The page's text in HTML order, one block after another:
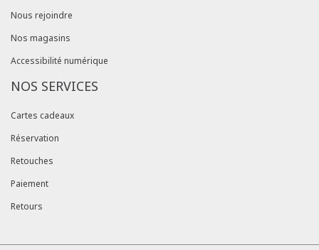
Nous rejoindre
Nos magasins
Accessibilité numérique
NOS SERVICES
Cartes cadeaux
Réservation
Retouches
Paiement
Retours